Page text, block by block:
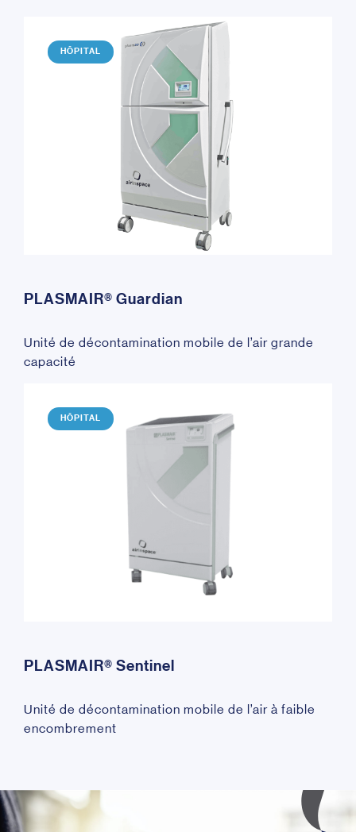
HÔPITAL
PLASMAIR® Guardian
Unité de décontamination mobile de l’air grande
capacité
HÔPITAL
PLASMAIR® Sentinel
Unité de décontamination mobile de l’air à faible
encombrement